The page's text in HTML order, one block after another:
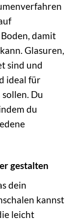
damit
Glasuren,
sind und
ideal für
Du
du
gestalten
dein
kannst
leicht